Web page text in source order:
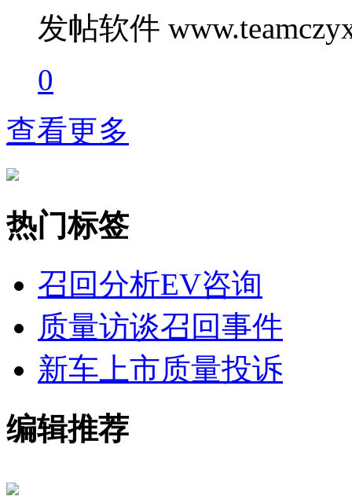
发帖软件
0
查看更多
热门标签
召回分析EV咨询
质量访谈召回事件
新车上市质量投诉
编辑推荐